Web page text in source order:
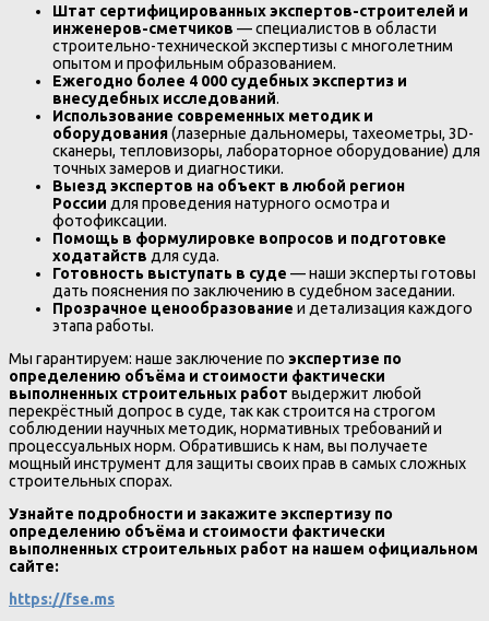
Штат сертифицированных экспертов-строителей и
инженеров-сметчиков — специалистов в области
строительно-технической экспертизы с многолетним
опытом и профильным образованием.
Ежегодно более 4 000 судебных экспертиз и
внесудебных исследований.
Использование современных методик и
оборудования(лазерные дальномеры, тахеометры, 3D-
сканеры, тепловизоры, лабораторное оборудование) для
точных замеров и диагностики.
Выезд экспертов на объект в любой регион
России для проведения натурного осмотра и
фотофиксации.
Помощь в формулировке вопросов и подготовке
ходатайств для суда.
Готовность выступать в суде — наши эксперты готовы
дать пояснения по заключению в судебном заседании.
Прозрачное ценообразование и детализация каждого
этапа работы.
Мы гарантируем: наше заключение по экспертизе по
определению объёма и стоимости фактически
выполненных строительных работ выдержит любой
перекрёстный допрос в суде, так как строится на строгом
соблюдении научных методик, нормативных требований и
процессуальных норм. Обратившись к нам, вы получаете
мощный инструмент для защиты своих прав в самых сложных
строительных спорах.
Узнайте подробности и закажите экспертизу по
определению объёма и стоимости фактически
выполненных строительных работ на нашем официальном
сайте:
https://fse.ms